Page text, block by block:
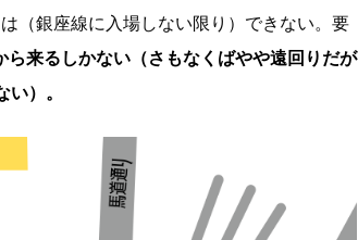
（銀座線に入場しない限り）できない。要
来るしかない（さもなくばやや遠回りだが
）。